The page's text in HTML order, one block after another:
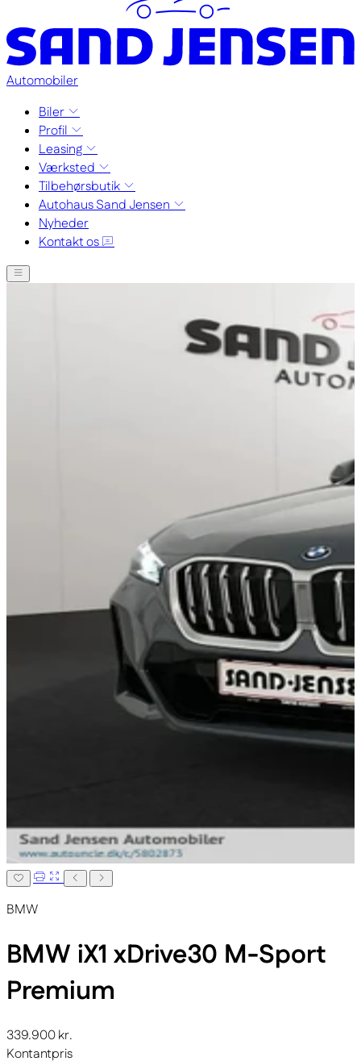
Automobiler
Biler
Profil
Leasing
Værksted
Tilbehørsbutik
Autohaus Sand Jensen
Nyheder
Kontakt os
BMW
BMW iX1 xDrive30 M-Sport
Premium
339.900 kr.
Kontantpris